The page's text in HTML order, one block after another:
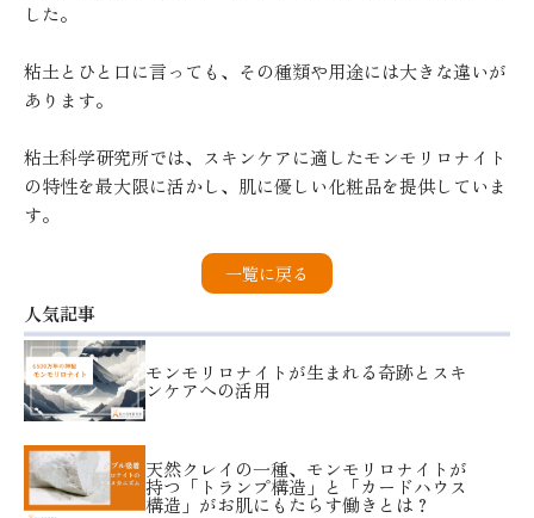
した。
粘土とひと口に言っても、その種類や用途には大きな違いが
あります。
粘土科学研究所では、スキンケアに適したモンモリロナイト
の特性を最大限に活かし、肌に優しい化粧品を提供していま
す。
一覧に戻る
人気記事
モンモリロナイトが生まれる奇跡とスキ
ンケアへの活用
天然クレイの一種、モンモリロナイトが
持つ「トランプ構造」と「カードハウス
構造」がお肌にもたらす働きとは？